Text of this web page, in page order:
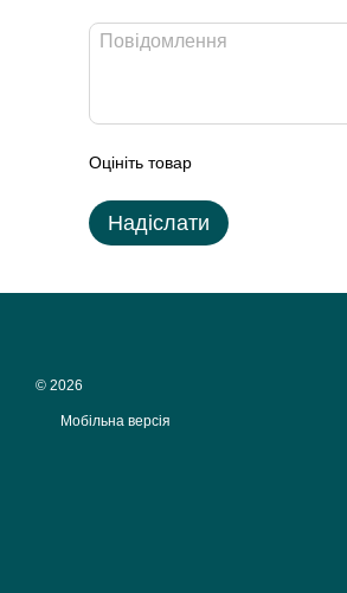
Оцініть товар
Надіслати
© 2026
Мобільна версія